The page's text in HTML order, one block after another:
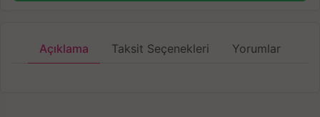
Açıklama Taksit Seçenekleri Yorumlar